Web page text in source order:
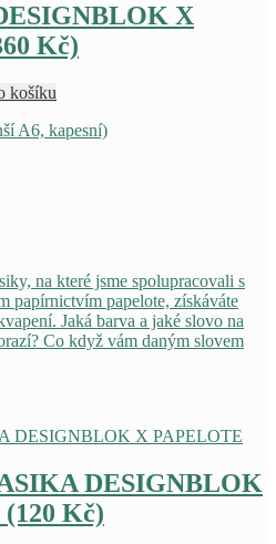
X
Kč)
košíku
A6, kapesní)
na které jsme spolupracovali s
papírnictvím papelote, získáváte
Jaká barva a jaké slovo na
Co když vám daným slovem
DESIGNBLOK
Kč)